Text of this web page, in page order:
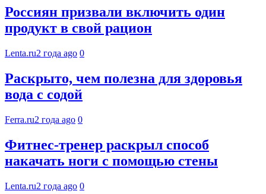
Россиян призвали включить один
продукт в свой рацион
Lenta.ru2 года ago 0
Раскрыто, чем полезна для здоровья
вода с содой
Ferra.ru2 года ago 0
Фитнес-тренер раскрыл способ
накачать ноги с помощью стены
Lenta.ru2 года ago 0